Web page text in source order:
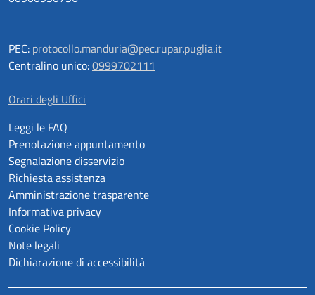
PEC: protocollo.manduria@pec.rupar.puglia.it
Centralino unico:0999702111
Orari degli Uffici
Leggi le FAQ
Prenotazione appuntamento
Segnalazione disservizio
Richiesta assistenza
Amministrazione trasparente
Informativa privacy
Cookie Policy
Note legali
Dichiarazione di accessibilità